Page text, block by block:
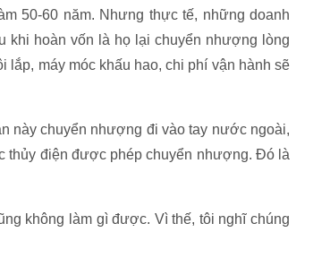
50-60 năm. Nhưng thực tế, những doanh
khi hoàn vốn là họ lại chuyển nhượng lòng
lắp, máy móc khấu hao, chi phí vận hành sẽ
này chuyển nhượng đi vào tay nước ngoài,
thủy điện được phép chuyển nhượng. Đó là
không làm gì được. Vì thế, tôi nghĩ chúng